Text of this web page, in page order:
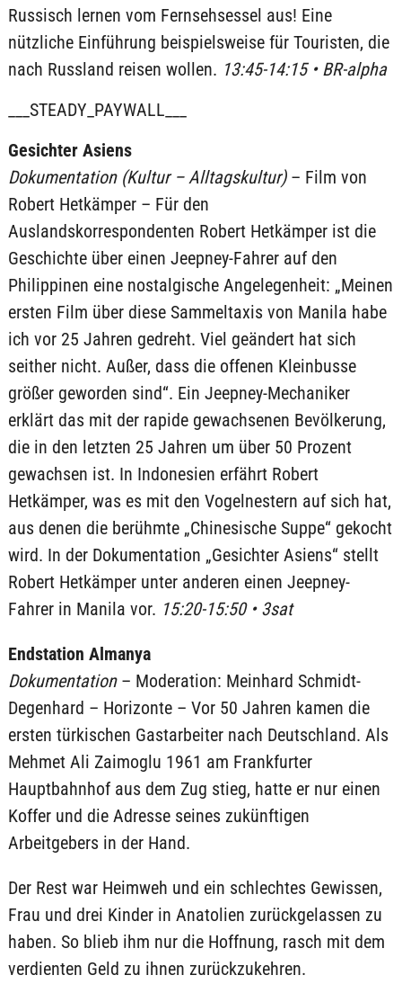
Russisch lernen vom Fernsehsessel aus! Eine
nützliche Einführung beispielsweise für Touristen, die
nach Russland reisen wollen. 13:45-14:15 • BR-alpha
___STEADY_PAYWALL___
Gesichter Asiens
Dokumentation (Kultur – Alltagskultur)– Film von
Robert Hetkämper – Für den
Auslandskorrespondenten Robert Hetkämper ist die
Geschichte über einen Jeepney-Fahrer auf den
Philippinen eine nostalgische Angelegenheit: „Meinen
ersten Film über diese Sammeltaxis von Manila habe
ich vor 25 Jahren gedreht. Viel geändert hat sich
seither nicht. Außer, dass die offenen Kleinbusse
größer geworden sind“. Ein Jeepney-Mechaniker
erklärt das mit der rapide gewachsenen Bevölkerung,
die in den letzten 25 Jahren um über 50 Prozent
gewachsen ist. In Indonesien erfährt Robert
Hetkämper, was es mit den Vogelnestern auf sich hat,
aus denen die berühmte „Chinesische Suppe“ gekocht
wird. In der Dokumentation „Gesichter Asiens“ stellt
Robert Hetkämper unter anderen einen Jeepney-
Fahrer in Manila vor. 15:20-15:50 • 3sat
Endstation Almanya
Dokumentation – Moderation: Meinhard Schmidt-
Degenhard – Horizonte – Vor 50 Jahren kamen die
ersten türkischen Gastarbeiter nach Deutschland. Als
Mehmet Ali Zaimoglu 1961 am Frankfurter
Hauptbahnhof aus dem Zug stieg, hatte er nur einen
Koffer und die Adresse seines zukünftigen
Arbeitgebers in der Hand.
Der Rest war Heimweh und ein schlechtes Gewissen,
Frau und drei Kinder in Anatolien zurückgelassen zu
haben. So blieb ihm nur die Hoffnung, rasch mit dem
verdienten Geld zu ihnen zurückzukehren.